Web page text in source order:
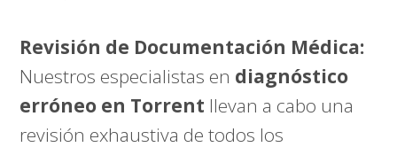
Revisión de Documentación Médica:
Nuestros especialistas en diagnóstico
erróneo en Torrent llevan a cabo una
revisión exhaustiva de todos los